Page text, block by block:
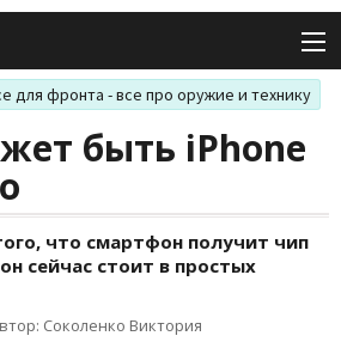
для фронта - все про оружие и технику
быть iPhone
что смартфон получит чип
сейчас стоит в простых
Соколенко Виктория